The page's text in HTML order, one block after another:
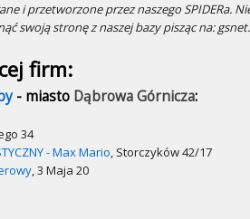
i przetworzone przez naszego SPIDERa.
swoją stronę z naszej bazy pisząc na:
firm:
- miasto Dąbrowa Górnicza:
34
- Max Mario, Storczyków 42/17
, 3 Maja 20